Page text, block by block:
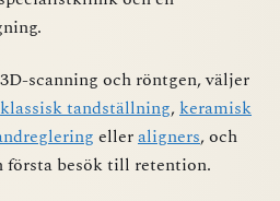
scanning och röntgen, väljer
klassisk tandställning,keramisk
elleraligners, och
första besök till retention.